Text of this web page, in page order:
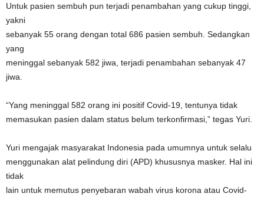
Untuk pasien sembuh pun terjadi penambahan yang cukup tinggi,
yakni
sebanyak 55 orang dengan total 686 pasien sembuh. Sedangkan
yang
meninggal sebanyak 582 jiwa, terjadi penambahan sebanyak 47
jiwa.
“Yang meninggal 582 orang ini positif Covid-19, tentunya tidak
memasukan pasien dalam status belum terkonfirmasi,” tegas Yuri.
Yuri mengajak masyarakat Indonesia pada umumnya untuk selalu
menggunakan alat pelindung diri (APD) khususnya masker. Hal ini
tidak
lain untuk memutus penyebaran wabah virus korona atau Covid-